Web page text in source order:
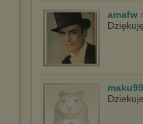
amafw
maku99